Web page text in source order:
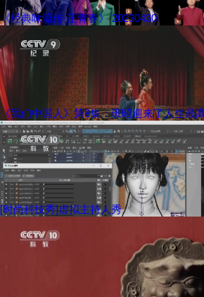
《经典咏流传·正青春》 20230430
《我们中国人》第8集：班昭迎来了人生最
[时尚科技秀]虚拟主持人秀